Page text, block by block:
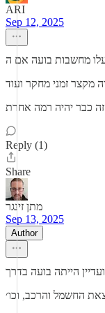
ARI
Sep 12, 2025
כבר יהיה רמה אחרת
Reply (1)
Share
מתן זינגר
Sep 13, 2025
Author